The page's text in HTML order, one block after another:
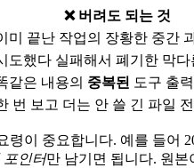
❌ 버려도 되는 것
미 끝난 작업의 장황한 중간
도했다 실패해서 폐기한 막다
같은 내용의 중복된 도구 출력
번 보고 더는 안 쓸 긴 파일
령이 중요합니다. 예를 들어
포인터만 남기면 됩니다. 원